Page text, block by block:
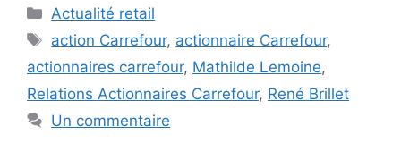
Catégories
Actualité retail
Étiquettes
action Carrefour, actionnaire Carrefour,
actionnaires carrefour, Mathilde Lemoine,
Relations Actionnaires Carrefour, René Brillet
Un commentaire